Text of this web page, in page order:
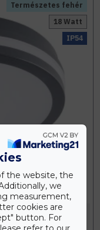
Természetes fehér
18 Watt
IP54
the website, the
we
measurement,
cookies are
button. For